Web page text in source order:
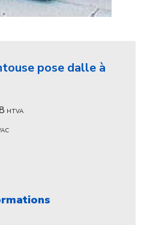
pose dalle à
HTVA